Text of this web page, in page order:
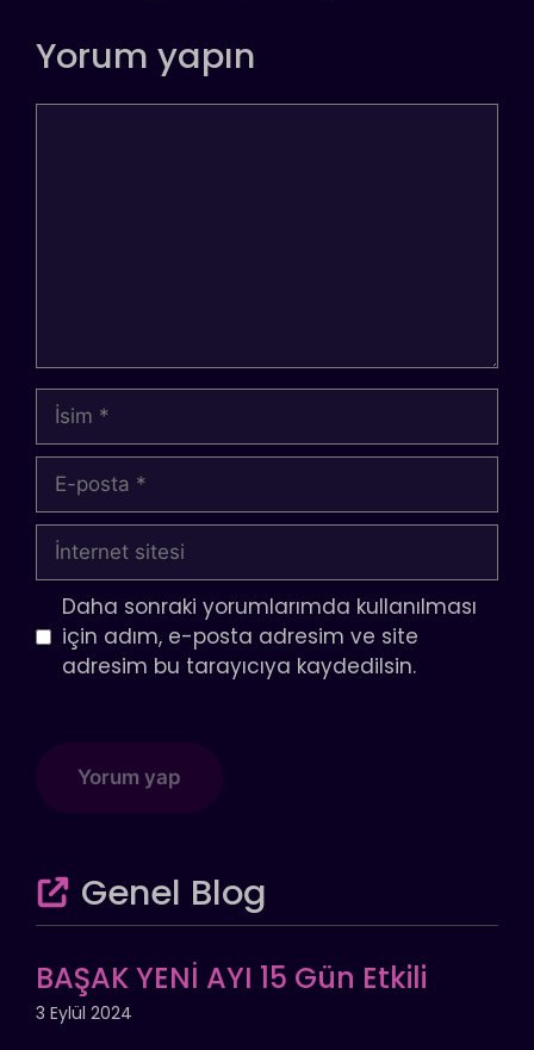
Yorum yapın
İsim
posta
İnternet
sitesi
Daha sonraki yorumlarımda kullanılması
için adım, e-posta adresim ve site
adresim bu tarayıcıya kaydedilsin.
Genel Blog
BAŞAK YENİ AYI 15 Gün Etkili
3 Eylül 2024